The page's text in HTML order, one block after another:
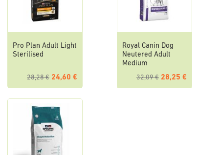
Pro Plan Adult Light
Sterilised
28,28 € 24,60 €
Royal Canin Dog
Neutered Adult
Medium
32,09 € 28,25 €